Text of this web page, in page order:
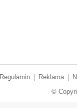
Regulamin Reklama
©